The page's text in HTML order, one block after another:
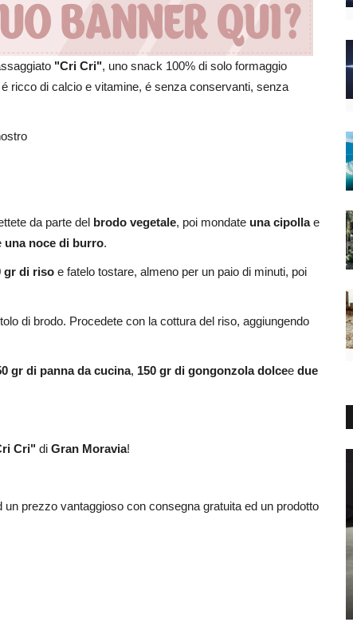
"Cri Cri", uno snack 100% di solo formaggio
ricco di calcio e vitamine, é senza conservanti, senza
da parte del brodo vegetale, poi mondate una cipollae
una noce di burro.
gr di riso e fatelo tostare, almeno per un paio di minuti, poi
di brodo. Procedete con la cottura del riso, aggiungendo
gr di panna da cucina, 150 gr di gongonzola dolcee due
Cri" di Gran Moravia!
prezzo vantaggioso con consegna gratuita ed un prodotto